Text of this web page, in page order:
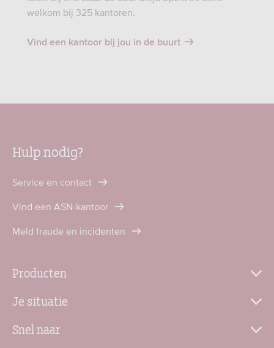
welkom bij 325 kantoren.
Vind een kantoor bij jou in de buurt
Hulp nodig?
Service en contact
Vind een ASN-kantoor
Meld fraude en incidenten
Producten
Je situatie
Snel naar